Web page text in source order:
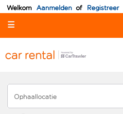
Welkom Aanmelden of Registreer
☰
Ophaallocatie